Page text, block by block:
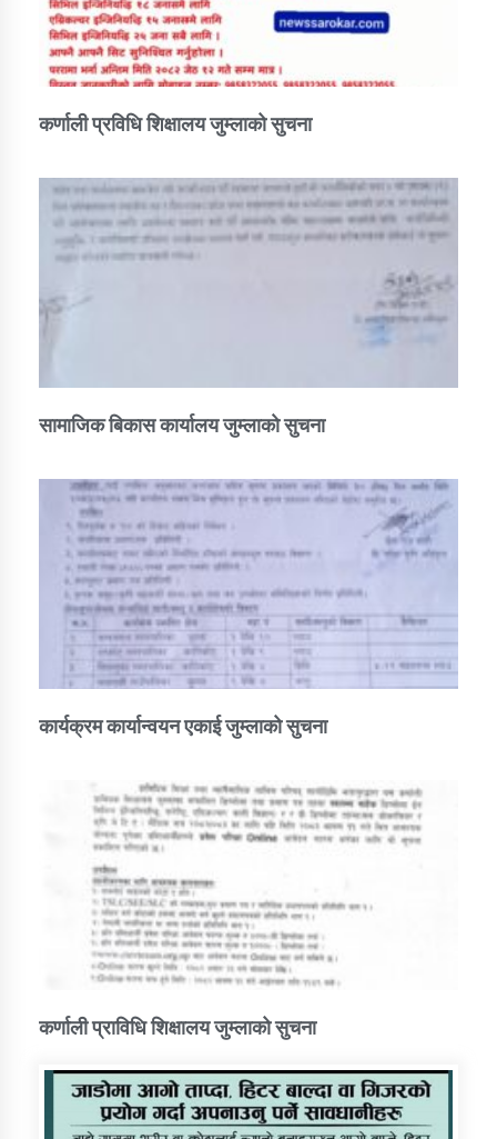
कर्णाली प्रविधि शिक्षालय जुम्लाको सुचना
सामाजिक बिकास कार्यालय जुम्लाकाे सुचना
कार्यक्रम कार्यान्वयन एकाई जुम्लाको सुचना
कर्णाली प्राविधि शिक्षालय जुम्लाको सुचना